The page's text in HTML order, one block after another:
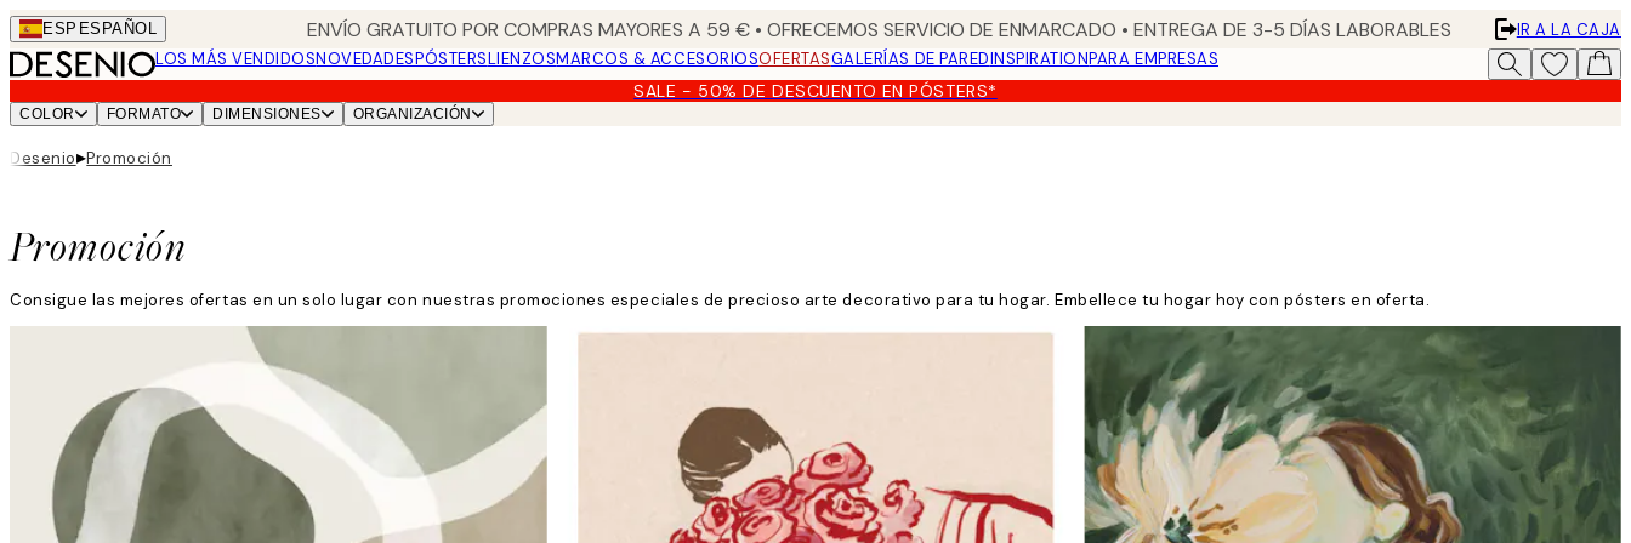
Skip
to
main
content.
ESP ESPAÑOL ENVÍO GRATUITO POR COMPRAS MAYORES A 59 € • OFRECEMOS SERVICIO DE ENMARCADO • ENTREGA DE 3-5 DÍAS LABORABLES
IR A LA CAJA
LOS MÁS VENDIDOSNOVEDADESPÓSTERSLIENZOSMARCOS & ACCESORIOSOFERTASGALERÍAS DE PAREDINSPIRATIONPARA EMPRESAS
SALE - 50% DE DESCUENTO EN PÓSTERS*
COLOR FORMATO DIMENSIONES ORGANIZACIÓN
Desenio▸Promoción
Promoción
Consigue las mejores ofertas en un solo lugar con nuestras promociones especiales de precioso arte decorativo para tu hogar. Embellece tu hogar hoy con pósters en oferta.